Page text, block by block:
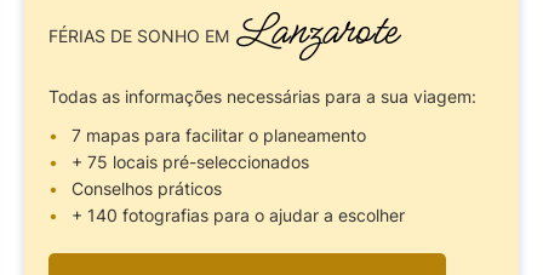
FÉRIAS DE SONHO EM Lanzarote
Todas as informações necessárias para a sua viagem:
7 mapas para facilitar o planeamento
+ 75 locais pré-seleccionados
Conselhos práticos
+ 140 fotografias para o ajudar a escolher